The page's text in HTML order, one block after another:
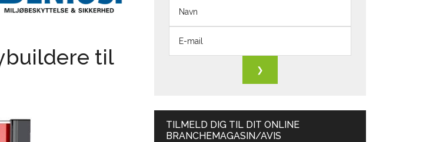
til
TILMELD DIG TIL DIT ONLINE
BRANCHEMAGASIN/AVIS